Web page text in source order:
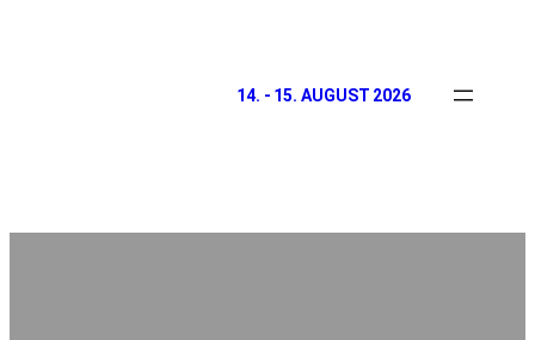
14. - 15. AUGUST 2026